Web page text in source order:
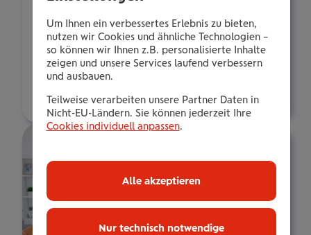
+436646013961203
E-Mail:
f.riegel@wienerstaedtische.at
Um Ihnen ein verbessertes Erlebnis zu bieten,
nutzen wir Cookies und ähnliche Technologien –
so können wir Ihnen z.B. personalisierte Inhalte
zeigen und unsere Services laufend verbessern
und ausbauen.
Teilweise verarbeiten unsere Partner Daten in
Nicht-EU-Ländern. Sie können jederzeit Ihre
Cookies individuell anpassen.
Nur technisch notwendige
Alle akzeptieren